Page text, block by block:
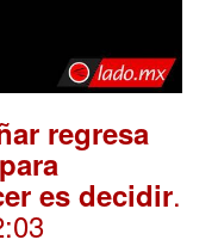
regresa
es decidir.